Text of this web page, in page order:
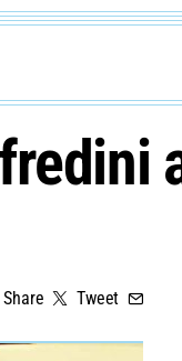
Share Tweet